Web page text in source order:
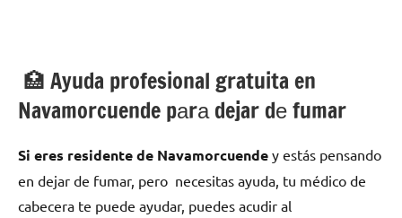
🏥 Ayuda profesional gratuita en
Navamorcuende pаrа dejar dе fumar
Si eres residente dе Navamorcuende у estás pensando
en dejar dе fumar, pero necesitas ayuda, tu médico dе
cabecera te puede ayudar, puedes acudir al